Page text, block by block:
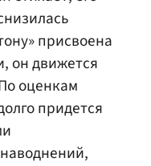
присвоена
он движется
оценкам
придется